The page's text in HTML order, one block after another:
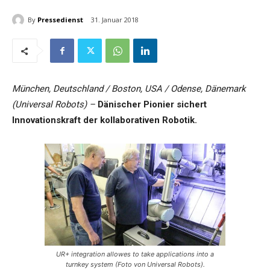
By Pressedienst 31. Januar 2018
München, Deutschland / Boston, USA / Odense, Dänemark
(Universal Robots) – Dänischer Pionier sichert
Innovationskraft der kollaborativen Robotik.
UR+ integration allowes to take applications into a
turnkey system (Foto von Universal Robots).